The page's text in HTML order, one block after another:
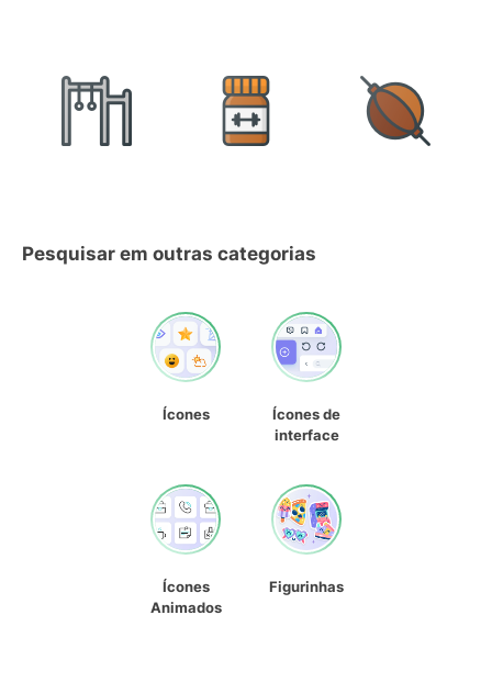
Pesquisar em outras categorias
Ícones
Ícones de
interface
Ícones
Animados
Figurinhas